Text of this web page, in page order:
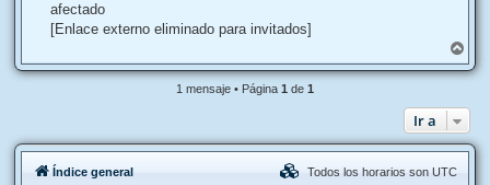
afectado
[Enlace externo eliminado para invitados]
r
r
b
1 mensaje • Página 1 de 1
Ir a
Índice general Todos los horarios son UTC